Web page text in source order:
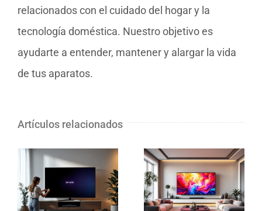
relacionados con el cuidado del hogar y la
tecnología doméstica. Nuestro objetivo es
ayudarte a entender, mantener y alargar la vida
de tus aparatos.
Artículos relacionados